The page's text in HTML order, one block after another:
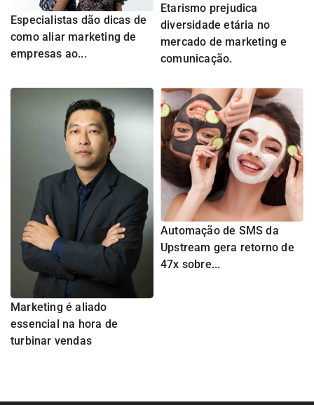
Especialistas dão dicas de
como aliar marketing de
empresas ao...
Etarismo prejudica
diversidade etária no
mercado de marketing e
comunicação.
Marketing é aliado
essencial na hora de
turbinar vendas
Automação de SMS da
Upstream gera retorno de
47x sobre...